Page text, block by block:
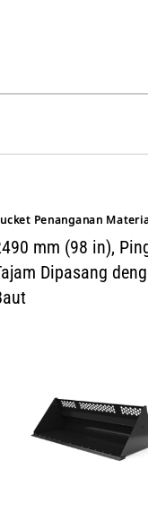
Penanganan
mm (98 in),
Dipasang